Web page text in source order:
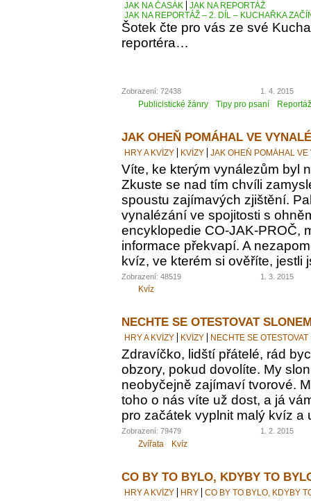
JAK NA ČASÁK
JAK NA REPORTÁŽ
JAK NA REPORTÁŽ – 2. DÍL – KUCHAŘKA
Šotek čte pro vás ze své
reportéra…
Zobrazení: 72438 1. 4. 2015
Publicistické žánry Tipy pro psaní Reportáž
JAK OHEŇ POMÁHAL VE
HRY A KVÍZY KVÍZY JAK OHEŇ POMÁHAL VE
Víte, ke kterým vynálezům byl
Zkuste se nad tím chvíli
spoustu zajímavých zjištění.
vynalézání ve spojitosti s
encyklopedie CO-JAK-PROČ,
informace překvapí. A
kvíz, ve kterém si ověříte, jestli
Zobrazení: 48519 1. 3. 2015
Kvíz
NECHTE SE OTESTOVAT
HRY A KVÍZY KVÍZY NECHTE SE
Zdravíčko, lidští přátelé, rád
obzory, pokud dovolíte. My
neobyčejně zajímaví tvorové.
toho o nás víte už dost, a já
pro začátek vyplnit malý kvíz a
Zobrazení: 79479 1. 2. 2015
Zvířata Kvíz
CO BY TO BYLO, KDYBY TO
HRY A KVÍZY HRY CO BY TO BYLO, KDYBY